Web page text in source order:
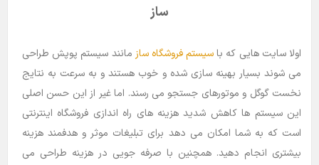
ساز
اولا سایت هایی که باسیستم فروشگاه ساز مانند سیستم پوپش طراحی
می شوند بسیار بهینه سازی شده و خوب هستند و به سرعت به نتایج
نخست گوگل و موتورهای جستجو می رسند. اما غیر از این حسن اصلی
این سیستم ها کاهش شدید هزینه های راه اندازی فروشگاه اینترنتی
است که به شما امکان می دهد برای تبلیغات موثر و هدفمند هزینه
بیشتری انجام دهید. همچنین با صرفه جویی در هزینه طراحی می